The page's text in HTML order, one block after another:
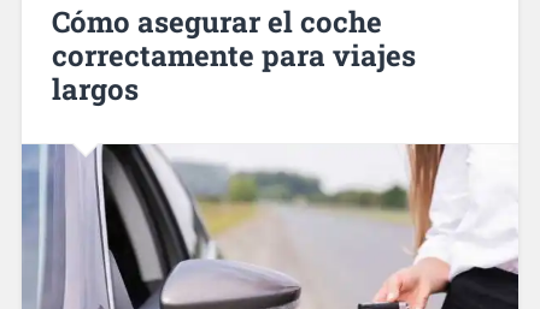
Cómo asegurar el coche
correctamente para viajes
largos